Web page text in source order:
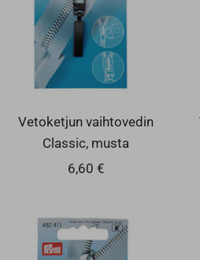
Classic, musta
Alennushinta
6,60 €